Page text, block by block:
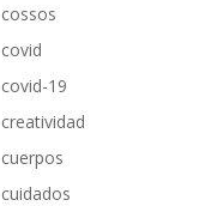
cossos
covid
covid-19
creatividad
cuerpos
cuidados